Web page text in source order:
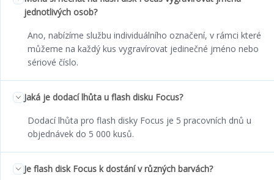
jednotlivých osob?
Ano, nabízíme službu individuálního označení, v rámci které
můžeme na každý kus vygravírovat jedinečné jméno nebo
sériové číslo.
Jaká je dodací lhůta u flash disku Focus?
Dodací lhůta pro flash disky Focus je 5 pracovních dnů u
objednávek do 5 000 kusů.
Je flash disk Focus k dostání v různých barvách?